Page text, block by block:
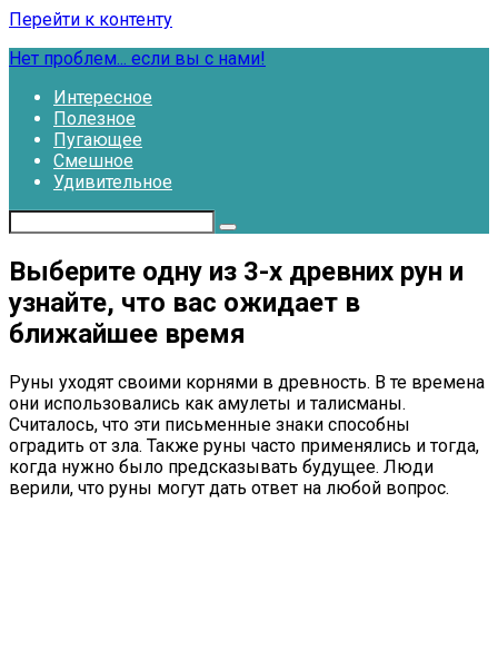
Перейти к контенту
Нет проблем... если вы с нами!
Интересное
Полезное
Пугающее
Смешное
Удивительное
Выберите одну из 3-х древних рун и
узнайте, что вас ожидает в
ближайшее время
Руны уходят своими корнями в древность. В те времена
они использовались как амулеты и талисманы.
Считалось, что эти письменные знаки способны
оградить от зла. Также руны часто применялись и тогда,
когда нужно было предсказывать будущее. Люди
верили, что руны могут дать ответ на любой вопрос.